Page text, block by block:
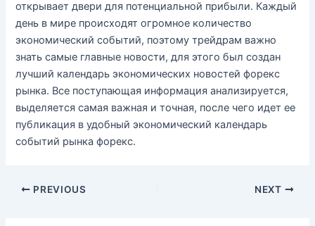
открывает двери для потенциальной прибыли. Каждый
день в мире происходят огромное количество
экономический событий, поэтому трейдрам важно
знать самые главные новости, для этого был создан
лучший календарь экономических новостей форекс
рынка. Все поступающая информация анализируется,
выделяется самая важная и точная, после чего идет ее
публикация в удобный экономический календарь
событий рынка форекс.
PREVIOUS NEXT